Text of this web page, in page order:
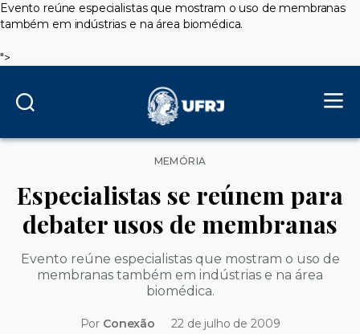
Evento reúne especialistas que mostram o uso de membranas
também em indústrias e na área biomédica.
">
Categorias
MEMÓRIA
Especialistas se reúnem para
debater usos de membranas
Evento reúne especialistas que mostram o uso de
membranas também em indústrias e na área
biomédica.
Por Conexão 22 de julho de 2009